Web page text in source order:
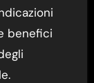
benefici